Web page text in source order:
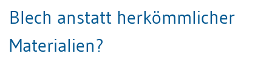
Blech anstatt herkömmlicher
Materialien?